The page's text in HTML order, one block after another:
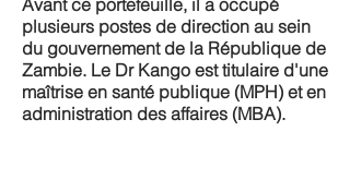
Avant ce portefeuille, il a occupé
plusieurs postes de direction au sein
du gouvernement de la République de
Zambie. Le Dr Kango est titulaire d'une
maîtrise en santé publique (MPH) et en
administration des affaires (MBA).